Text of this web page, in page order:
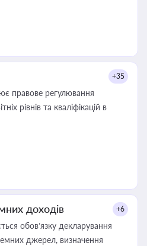
+35
правове регулювання
рівнів та кваліфікацій в
доходів +6
обов’язку декларування
джерел, визначення